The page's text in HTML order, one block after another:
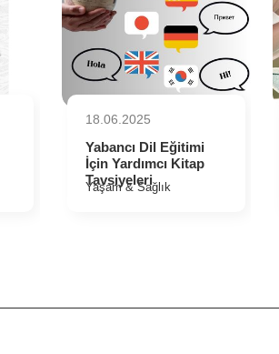
18.06.2025
Yabancı Dil Eğitimi
İçin Yardımcı Kitap
Tavsiyeleri
Yaşam & Sağlık